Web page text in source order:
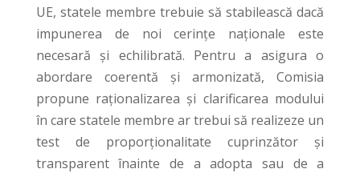
UE, statele membre trebuie să stabilească dacă
impunerea de noi cerințe naționale este
necesară și echilibrată. Pentru a asigura o
abordare coerentă și armonizată, Comisia
propune raționalizarea și clarificarea modului
în care statele membre ar trebui să realizeze un
test de proporționalitate cuprinzător și
transparent înainte de a adopta sau de a